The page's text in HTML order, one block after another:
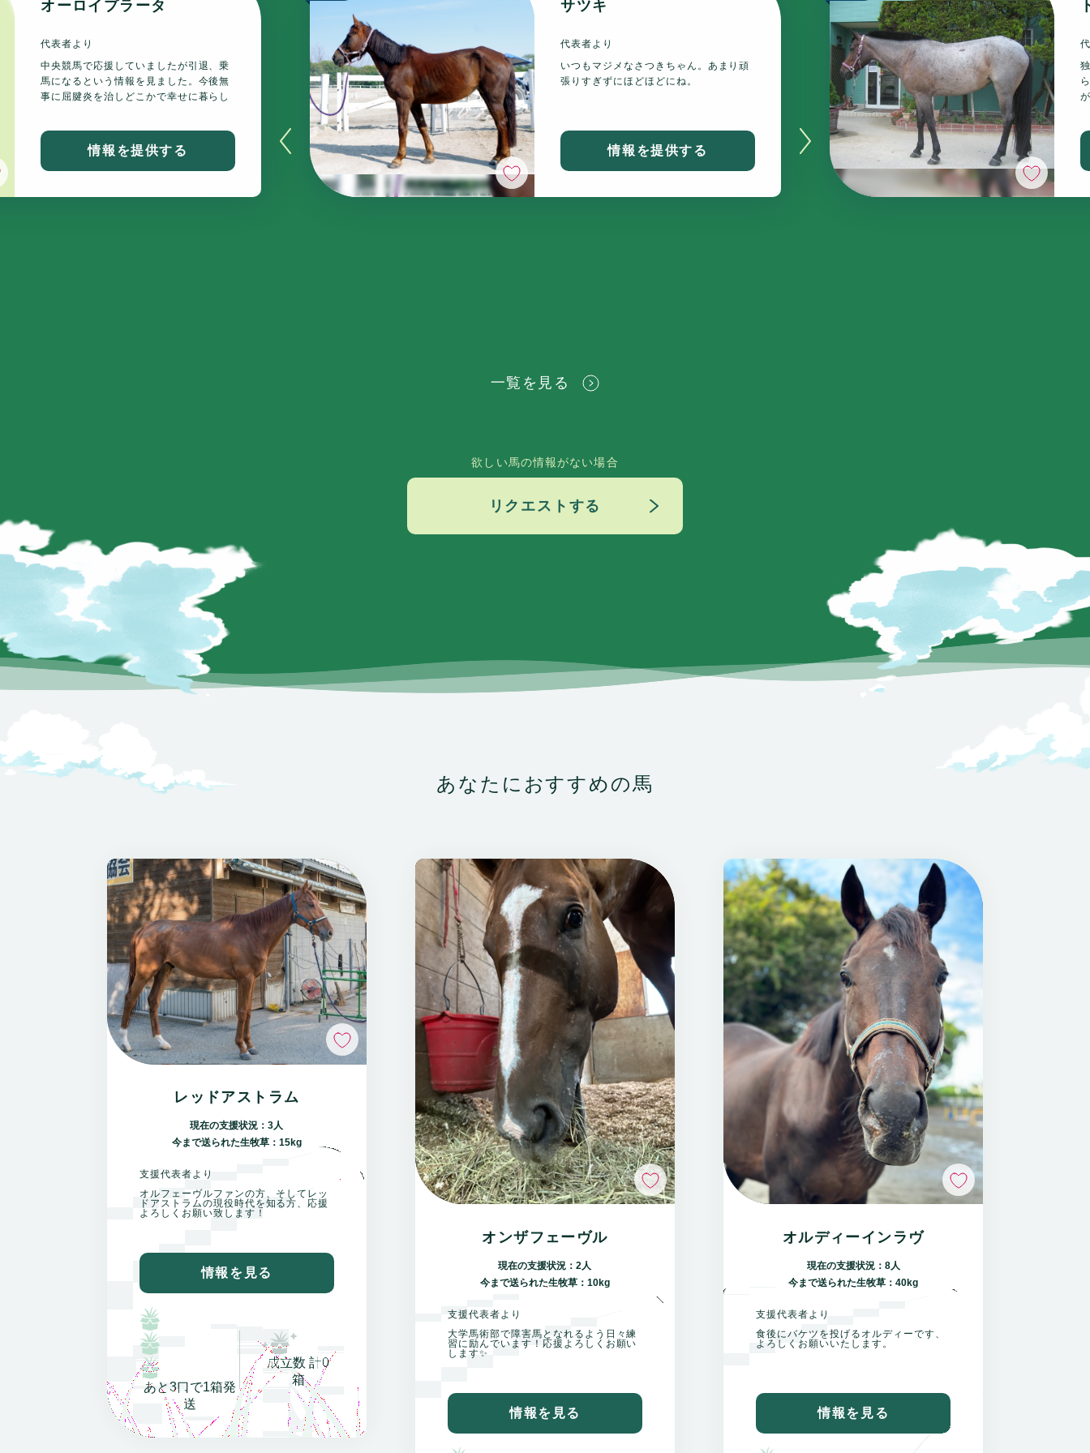
いいね
オーロイプラータ
代表者より
中央競馬で応援していましたが引退、乗
馬になるという情報を見ました。今後無
事に屈腱炎を治しどこかで幸せに暮らし
情報を提供する
いいね
サツキ
代表者より
いつもマジメなさつきちゃん。あまり頑
張りすぎずにほどほどにね。
情報を提供する
いいね
一覧を見る
欲しい馬の情報がない場合
リクエストする
あなたにおすすめの馬
レッドアストラム
現在の支援状況：3人
今まで送られた生牧草：15kg
支援代表者より
オルフェーヴルファンの方、そしてレッ
ドアストラムの現役時代を知る方、応援
よろしくお願い致します！
情報を見る
あと3口で1箱発
送
成立数 計0
箱
いいね
オンザフェーヴル
現在の支援状況：2人
今まで送られた生牧草：10kg
支援代表者より
大学馬術部で障害馬となれるよう日々練
習に励んでいます！応援よろしくお願い
します✨️
情報を見る
いいね
オルディーインラヴ
現在の支援状況：8人
今まで送られた生牧草：40kg
支援代表者より
食後にバケツを投げるオルディーです、
よろしくお願いいたします。
情報を見る